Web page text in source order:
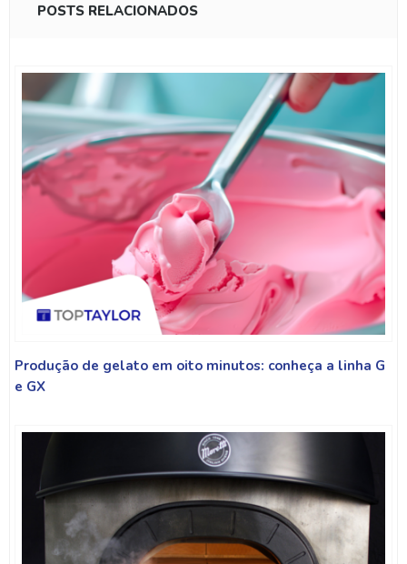
POSTS RELACIONADOS
Produção de gelato em oito minutos: conheça a linha G
e GX